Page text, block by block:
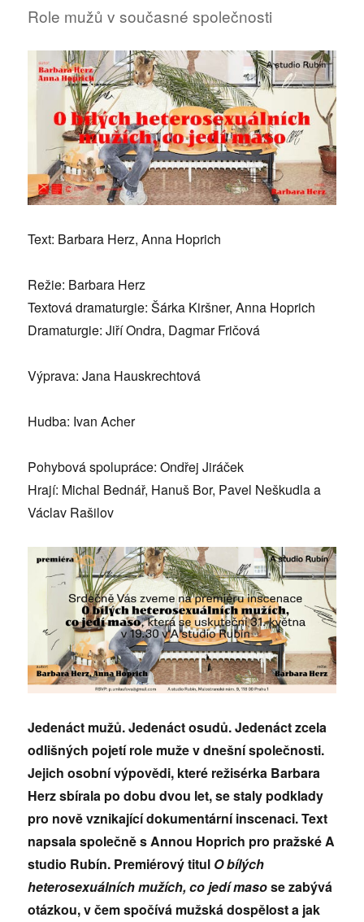
odpověď
na
role
mužů
v
současné
společnosti
Role mužů v současné společnosti
Text: Barbara Herz, Anna Hoprich
Režie: Barbara Herz
Textová dramaturgie: Šárka Kiršner, Anna Hoprich
Dramaturgie: Jiří Ondra, Dagmar Fričová
Výprava: Jana Hauskrechtová
Hudba: Ivan Acher
Pohybová spolupráce: Ondřej Jiráček
Hrají: Michal Bednář, Hanuš Bor, Pavel Neškudla a
Václav Rašilov
Jedenáct mužů. Jedenáct osudů. Jedenáct zcela
odlišných pojetí role muže v dnešní společnosti.
Jejich osobní výpovědi, které režisérka Barbara
Herz sbírala po dobu dvou let, se staly podklady
pro nově vznikající dokumentární inscenaci. Text
napsala společně s Annou Hoprich pro pražské A
studio Rubín. Premiérový titul O bílých
heterosexuálních mužích, co jedí masose zabývá
otázkou, v čem spočívá mužská dospělost a jak